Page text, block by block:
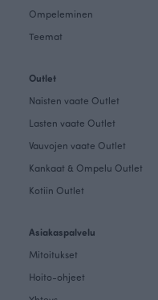
Ompeleminen
Teemat
Outlet
Naisten vaate Outlet
Lasten vaate Outlet
Vauvojen vaate Outlet
Kankaat & Ompelu Outlet
Kotiin Outlet
Asiakaspalvelu
Mitoitukset
Hoito-ohjeet